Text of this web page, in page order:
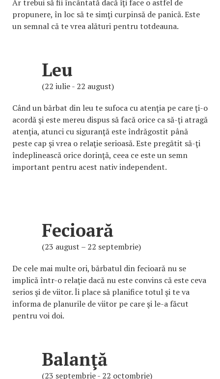
Ar trebui să fii încântată dacă îţi face o astfel de
propunere, în loc să te simţi curpinsă de panică. Este
un semnal că te vrea alături pentru totdeauna.
Leu
(22 iulie - 22 august)
Când un bărbat din leu te sufoca cu atenţia pe care ţi-o
acordă şi este mereu dispus să facă orice ca să-ţi atragă
atenţia, atunci cu siguranţă este îndrăgostit până
peste cap şi vrea o relaţie serioasă. Este pregătit să-ţi
îndeplinească orice dorinţă, ceea ce este un semn
important pentru acest nativ independent.
Fecioară
(23 august – 22 septembrie)
De cele mai multe ori, bărbatul din fecioară nu se
implică într-o relaţie dacă nu este convins că este ceva
serios şi de viitor. Îi place să planifice totul şi te va
informa de planurile de viitor pe care şi le-a făcut
pentru voi doi.
Balanţă
(23 septembrie - 22 octombrie)